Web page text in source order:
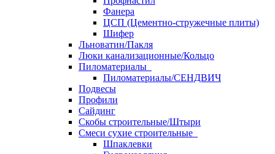
Фанера
ЦСП (Цементно-стружечные плиты)
Шифер
Льноватин/Пакля
Люки канализационные/Кольцо
Пиломатериалы
Пиломатериалы/СЕНДВИЧ
Подвесы
Профили
Сайдинг
Скобы строительные/Штыри
Смеси сухие строительные
Шпаклевки